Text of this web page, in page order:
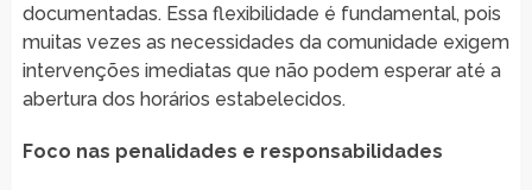
documentadas. Essa flexibilidade é fundamental, pois
muitas vezes as necessidades da comunidade exigem
intervenções imediatas que não podem esperar até a
abertura dos horários estabelecidos.
Foco nas penalidades e responsabilidades